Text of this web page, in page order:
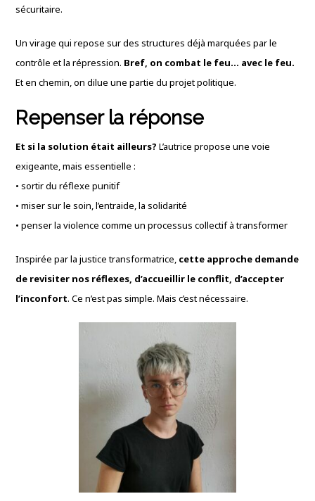
sécuritaire.
Un virage qui repose sur des structures déjà marquées par le
contrôle et la répression. Bref, on combat le feu… avec le feu.
Et en chemin, on dilue une partie du projet politique.
Repenser la réponse
Et si la solution était ailleurs? L’autrice propose une voie
exigeante, mais essentielle :
• sortir du réflexe punitif
• miser sur le soin, l’entraide, la solidarité
• penser la violence comme un processus collectif à transformer
Inspirée par la justice transformatrice, cette approche demande
de revisiter nos réflexes, d’accueillir le conflit, d’accepter
l’inconfort. Ce n’est pas simple. Mais c’est nécessaire.